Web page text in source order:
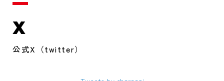
X
公式X（twitter）